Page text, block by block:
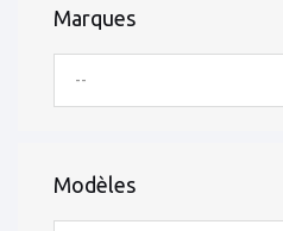
Marques
--
Modèles